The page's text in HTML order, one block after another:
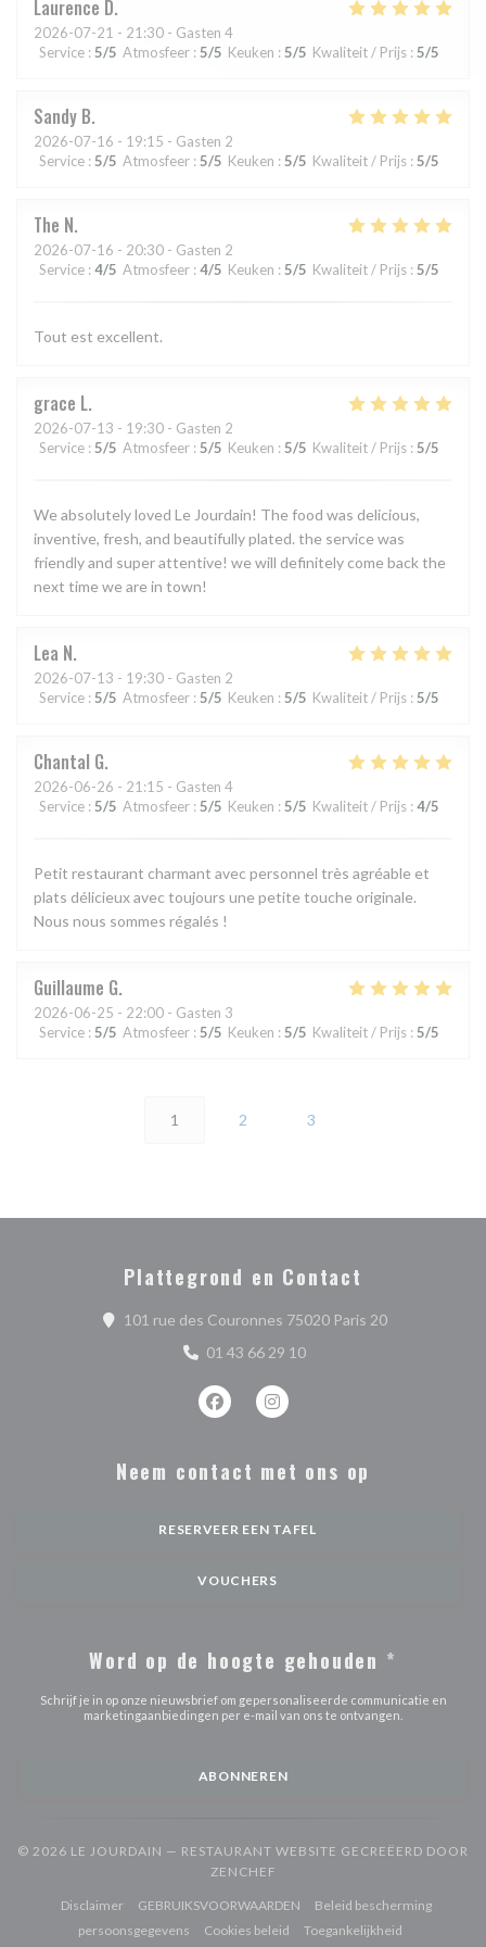
Laurence D
2026-07-21 - 21:30 - Gasten 4
Service : 5/5 Atmosfeer : 5/5 Keuken : 5/5 Kwaliteit / Prijs : 5/5
Sandy B
2026-07-16 - 19:15 - Gasten 2
Service : 5/5 Atmosfeer : 5/5 Keuken : 5/5 Kwaliteit / Prijs : 5/5
The N
2026-07-16 - 20:30 - Gasten 2
Service : 4/5 Atmosfeer : 4/5 Keuken : 5/5 Kwaliteit / Prijs : 5/5
Tout est excellent.
grace L
2026-07-13 - 19:30 - Gasten 2
Service : 5/5 Atmosfeer : 5/5 Keuken : 5/5 Kwaliteit / Prijs : 5/5
We absolutely loved Le Jourdain! The food was delicious,
inventive, fresh, and beautifully plated. the service was
friendly and super attentive! we will definitely come back the
next time we are in town!
Lea N
2026-07-13 - 19:30 - Gasten 2
Service : 5/5 Atmosfeer : 5/5 Keuken : 5/5 Kwaliteit / Prijs : 5/5
Chantal G
2026-06-26 - 21:15 - Gasten 4
Service : 5/5 Atmosfeer : 5/5 Keuken : 5/5 Kwaliteit / Prijs : 4/5
Petit restaurant charmant avec personnel très agréable et
plats délicieux avec toujours une petite touche originale.
Nous nous sommes régalés !
Guillaume G
2026-06-25 - 22:00 - Gasten 3
Service : 5/5 Atmosfeer : 5/5 Keuken : 5/5 Kwaliteit / Prijs : 5/5
1 2 3
Plattegrond en Contact
101 rue des Couronnes 75020 Paris 20((opent in een
01 43 66 29 10
Facebook ((opent in een nieuw
Instagram ((opent in een
Neem contact met ons op
RESERVEER EEN TAFEL
VOUCHERS
Word op de hoogte gehouden *
Schrijf je in op onze nieuwsbrief om gepersonaliseerde communicatie en
marketingaanbiedingen per e-mail van ons te ontvangen.
ABONNEREN
© 2026 LE JOURDAIN — RESTAURANT WEBSITE GECREËERD DOOR
ZENCHEF
Disclaimer((opent in een nieuw venster))
GEBRUIKSVOORWAARDEN((opent in een nieuw venster))
Beleid bescherming
persoonsgegevens ((opent in een nieuw venster))
Cookies beleid ((opent in een nieuw venster))
Toegankelijkheid